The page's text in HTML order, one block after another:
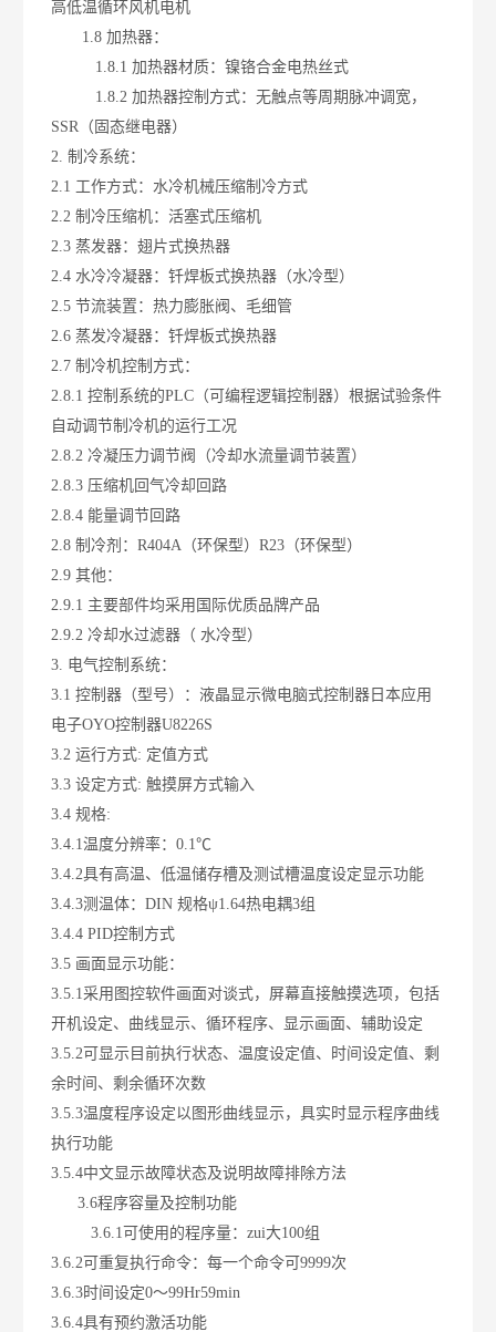
高低温循环风机电机
1.8 加热器：
1.8.1 加热器材质：镍铬合金电热丝式
1.8.2 加热器控制方式：无触点等周期脉冲调宽，
SSR（固态继电器）
2. 制冷系统：
2.1 工作方式：水冷机械压缩制冷方式
2.2 制冷压缩机：活塞式压缩机
2.3 蒸发器：翅片式换热器
2.4 水冷冷凝器：钎焊板式换热器（水冷型）
2.5 节流装置：热力膨胀阀、毛细管
2.6 蒸发冷凝器：钎焊板式换热器
2.7 制冷机控制方式：
2.8.1 控制系统的PLC（可编程逻辑控制器）根据试验条件
自动调节制冷机的运行工况
2.8.2 冷凝压力调节阀（冷却水流量调节装置）
2.8.3 压缩机回气冷却回路
2.8.4 能量调节回路
2.8 制冷剂：R404A（环保型）R23（环保型）
2.9 其他：
2.9.1 主要部件均采用国际优质品牌产品
2.9.2 冷却水过滤器（ 水冷型）
3. 电气控制系统：
3.1 控制器（型号）：液晶显示微电脑式控制器日本应用
电子OYO控制器U8226S
3.2 运行方式: 定值方式
3.3 设定方式: 触摸屏方式输入
3.4 规格:
3.4.1温度分辨率：0.1℃
3.4.2具有高温、低温储存槽及测试槽温度设定显示功能
3.4.3测温体：DIN 规格ψ1.64热电耦3组
3.4.4 PID控制方式
3.5 画面显示功能：
3.5.1采用图控软件画面对谈式，屏幕直接触摸选项，包括
开机设定、曲线显示、循环程序、显示画面、辅助设定
3.5.2可显示目前执行状态、温度设定值、时间设定值、剩
余时间、剩余循环次数
3.5.3温度程序设定以图形曲线显示，具实时显示程序曲线
执行功能
3.5.4中文显示故障状态及说明故障排除方法
3.6程序容量及控制功能
3.6.1可使用的程序量：zui大100组
3.6.2可重复执行命令：每一个命令可9999次
3.6.3时间设定0～99Hr59min
3.6.4具有预约激活功能